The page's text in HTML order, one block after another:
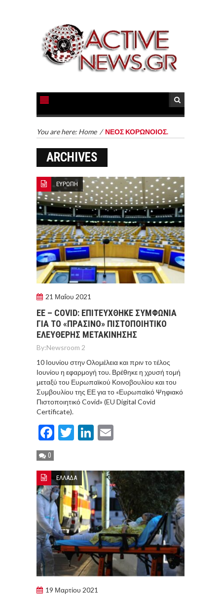
You are here: Home / ΝΕΟΣ ΚΟΡΩΝΟΙΟΣ.
ARCHIVES
ΕΥΡΩΠΗ
21 Μαΐου 2021
ΕΕ – COVID: ΕΠΙΤΕYΧΘΗΚΕ ΣΥΜΦΩΝIΑ
ΓΙΑ ΤΟ «ΠΡAΣΙΝΟ» ΠΙΣΤΟΠΟΙΗΤΙΚO
ΕΛΕYΘΕΡΗΣ ΜΕΤΑΚIΝΗΣΗΣ
By:Newsroom 2
10 Ιουνίου στην Ολομέλεια και πριν το τέλος
Ιουνίου η εφαρμογή του. Βρέθηκε η χρυσή τομή
μεταξύ του Ευρωπαϊκού Κοινοβουλίου και του
Συμβουλίου της ΕΕ για το «Ευρωπαϊκό Ψηφιακό
Πιστοποιητικό Covid» (EU Digital Covid
Certificate).
Facebook
TwitterLinkedIn
0
ΕΛΛΑΔΑ
19 Μαρτίου 2021